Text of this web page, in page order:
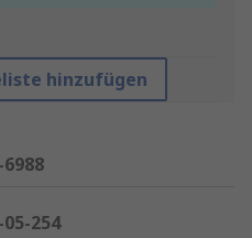
hinzufügen
6988
254